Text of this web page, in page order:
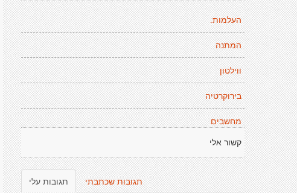
העלמות.
המתנה
ווילטון
בירוקרטיה
מחשבים
קשור אלי
תגובות עלי תגובות שכתבתי